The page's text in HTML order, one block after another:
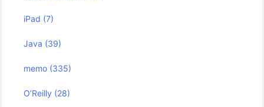
iPad (7)
Java (39)
memo (335)
O’Reilly (28)